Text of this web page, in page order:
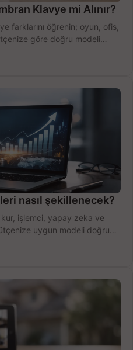
Klavye mi Alınır?
farklarını öğrenin; oyun, ofis,
göre doğru modeli
nasıl şekillenecek?
işlemci, yapay zeka ve
uygun modeli doğru